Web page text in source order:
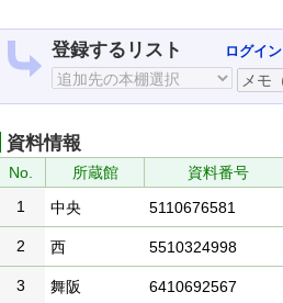
登録するリスト ログイン
資料情報
No. 所蔵館 資料番号
1
中央 5110676581
2 西 5510324998
3 舞阪 6410692567